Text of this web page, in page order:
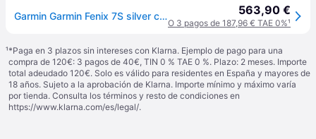
Garmin Garmin Fenix 7S silver cinturino nero 563,90 €
O 3 pagos de 187,96 € TAE 0%¹
¹*Paga en 3 plazos sin intereses con Klarna. Ejemplo de pago para una
compra de 120€: 3 pagos de 40€, TIN 0 % TAE 0 %. Plazo: 2 meses. Importe
total adeudado 120€. Solo es válido para residentes en España y mayores de
18 años. Sujeto a la aprobación de Klarna. Importe mínimo y máximo varía
por tienda. Consulta los términos y resto de condiciones en
https://www.klarna.com/es/legal/.